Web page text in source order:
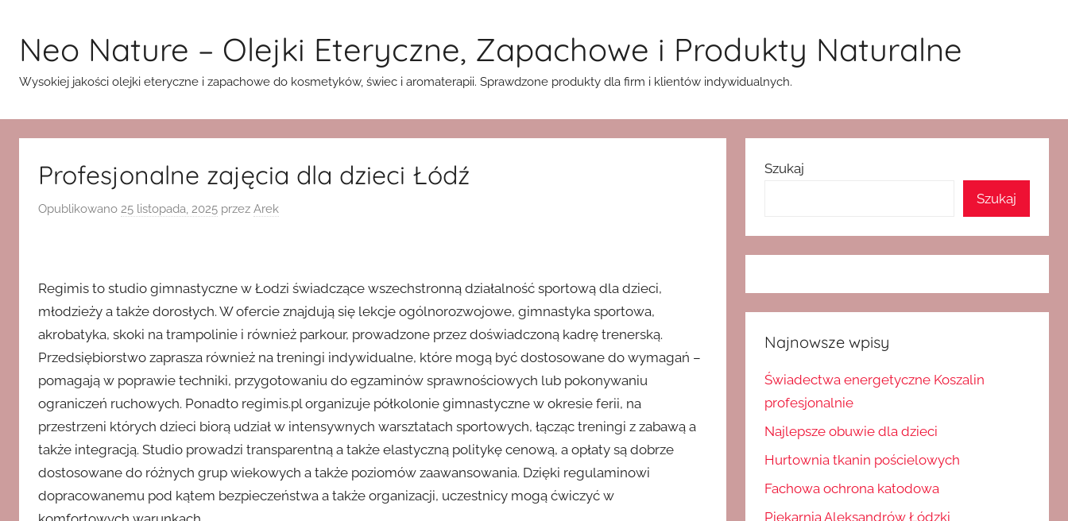
treściNeo Nature – Olejki Eteryczne, Zapachowe i Produkty Naturalne
Wysokiej jakości olejki eteryczne i zapachowe do kosmetyków, świec i aromaterapii. Sprawdzone produkty dla firm i klientów indywidualnych.
Profesjonalne zajęcia dla dzieci Łódź
Opublikowano 25 listopada, 2025 przez Arek
Regimis to studio gimnastyczne w Łodzi świadczące wszechstronną działalność sportową dla dzieci,
młodzieży a także dorosłych. W ofercie znajdują się lekcje ogólnorozwojowe, gimnastyka sportowa,
akrobatyka, skoki na trampolinie i również parkour, prowadzone przez doświadczoną kadrę trenerską.
Przedsiębiorstwo zaprasza również na treningi indywidualne, które mogą być dostosowane do wymagań –
pomagają w poprawie techniki, przygotowaniu do egzaminów sprawnościowych lub pokonywaniu
ograniczeń ruchowych. Ponadto regimis.pl organizuje półkolonie gimnastyczne w okresie ferii, na
przestrzeni których dzieci biorą udział w intensywnych warsztatach sportowych, łącząc treningi z zabawą a
także integracją. Studio prowadzi transparentną a także elastyczną politykę cenową, a opłaty są dobrze
dostosowane do różnych grup wiekowych a także poziomów zaawansowania. Dzięki regulaminowi
dopracowanemu pod kątem bezpieczeństwa a także organizacji, uczestnicy mogą ćwiczyć w
Szukaj
Szukaj
Najnowsze wpisy
Świadectwa energetyczne Koszalin
profesjonalnie
Najlepsze obuwie dla dzieci
Hurtownia tkanin pościelowych
Fachowa ochrona katodowa
Piekarnia Aleksandrów Łódzki